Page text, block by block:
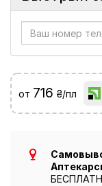
от 716 ₴/пл